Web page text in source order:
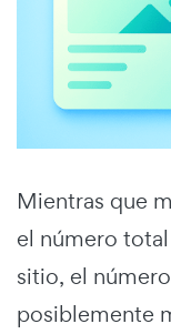
Mientras que
el número
sitio, el
posiblemente